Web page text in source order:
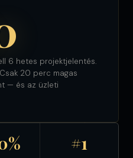
6 hetes projektjelentés.
20 perc magas
— és az üzleti
#1